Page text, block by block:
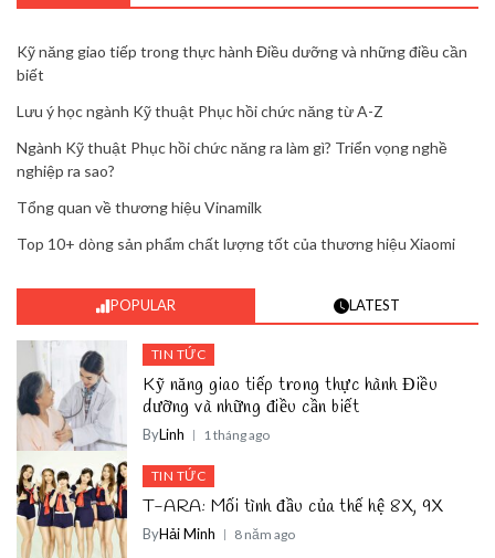
Kỹ năng giao tiếp trong thực hành Điều dưỡng và những điều cần
biết
Lưu ý học ngành Kỹ thuật Phục hồi chức năng từ A-Z
Ngành Kỹ thuật Phục hồi chức năng ra làm gì? Triển vọng nghề
nghiệp ra sao?
Tổng quan về thương hiệu Vinamilk
Top 10+ dòng sản phẩm chất lượng tốt của thương hiệu Xiaomi
POPULAR LATEST
TIN TỨC
Kỹ năng giao tiếp trong thực hành Điều
dưỡng và những điều cần biết
ByLinh 1 tháng ago
TIN TỨC
T-ARA: Mối tình đầu của thế hệ 8X, 9X
ByHải Minh 8 năm ago